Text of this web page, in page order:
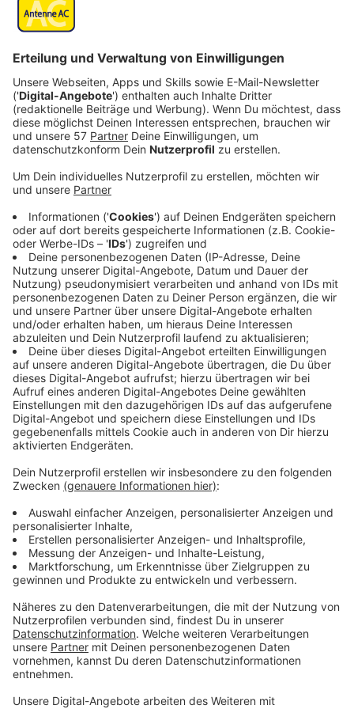
Veröffentlicht:
Die Medien sprechen bald von den „Verschwundenen
vom Bahnhof“ und versetzen die Stadt in einen
jahrzehntelangen Zustand der Angst. Inmitten dieser
Stimmung beginnt die junge Polizistin Flore Robin
(Camille Razat) ihre Karriere und arbeitet gemeinsam
mit Hauptkommissar Franck Vidal (Hugo Becker) und
dessen Mentor Félix Sabueso (Patrick Timsit) an
einem der komplexesten Fälle Frankreichs.
Streaming-Dienst: Disney+
Anzeige
Wir benötigen Ihre
Zustimmung, um den YouTube
Video-Service zu laden!
Wir verwenden einen Service eines
Drittanbieters, um Videoinhalte
Daten zu Ihren Aktivitäten
sammeln. Bitte lesen Sie die
Details durch und stimmen Sie der
Nutzung des Service zu, um dieses
Mehr Informationen
Akzeptieren
powered byUsercentrics Consent
Während die Ermittler über zwei Jahrzehnte hinweg
nach einem skrupellosen Serienmörder suchen, der
ihnen immer wieder entgleitet, kämpft eine Mutter
(Mélanie Doutey) unermüdlich darum, ihre